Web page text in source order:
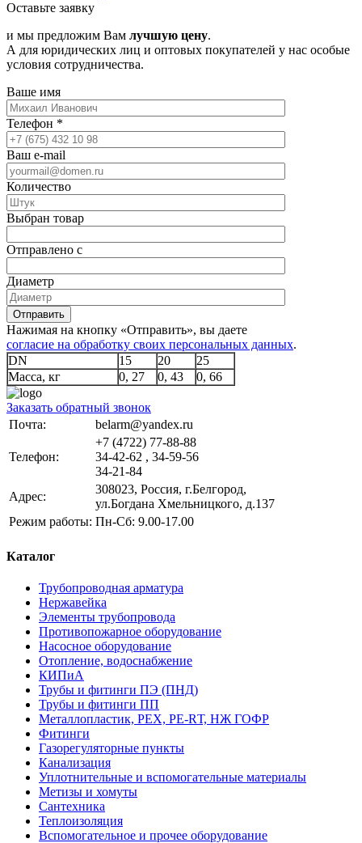
Оставьте заявку
и мы предложим Вам лучшую цену.
А для юридических лиц и оптовых покупателей у нас особые
условия сотрудничества.
Ваше имя
Телефон *
Ваш e-mail
Количество
Выбран товар
Отправлено с
Диаметр
Отправить
Нажимая на кнопку «Отправить», вы даете
согласие на обработку своих персональных данных.
DN
15 20
25
Масса, кг
0, 27 0, 43 0, 66
Заказать обратный звонок
Почта:
belarm@yandex.ru
Телефон:
+7 (4722) 77-88-88
34-42-62 , 34-59-56
34-21-84
Адрес:
308023, Россия, г.Белгород,
ул.Богдана Хмельницкого, д.137
Режим работы: Пн-Сб: 9.00-17.00
Каталог
Трубопроводная арматура
Нержавейка
Элементы трубопровода
Противопожарное оборудование
Насосное оборудование
Отопление, водоснабжение
КИПиА
Трубы и фитинги ПЭ (ПНД)
Трубы и фитинги ПП
Металлопластик, РЕХ, РЕ-RТ, НЖ ГОФР
Фитинги
Газорегуляторные пункты
Канализация
Уплотнительные и вспомогательные материалы
Метизы и хомуты
Сантехника
Теплоизоляция
Вспомогательное и прочее оборудование